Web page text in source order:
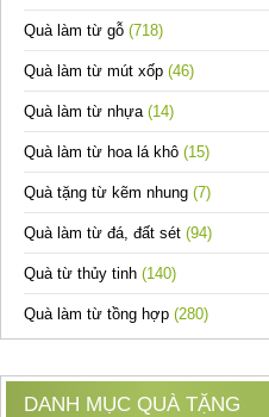
Quà làm từ gỗ (718)
Quà làm từ mút xốp (46)
Quà làm từ nhựa (14)
Quà làm từ hoa lá khô (15)
Quà tặng từ kẽm nhung (7)
Quà làm từ đá, đất sét (94)
Quà từ thủy tinh (140)
Quà làm từ tồng hợp (280)
DANH MỤC QUÀ TẶNG